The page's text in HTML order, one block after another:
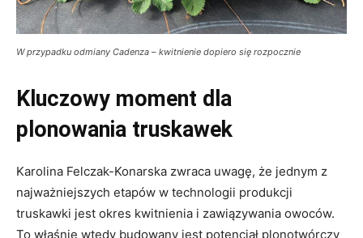
W przypadku odmiany Cadenza – kwitnienie dopiero się rozpocznie
Kluczowy moment dla
plonowania truskawek
Karolina Felczak-Konarska zwraca uwagę, że jednym z
najważniejszych etapów w technologii produkcji
truskawki jest okres kwitnienia i zawiązywania owoców.
To właśnie wtedy budowany jest potencjał plonotwórczy